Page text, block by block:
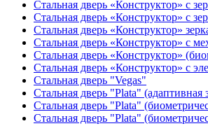
Стальная дверь «Конструктор» с
Стальная дверь «Конструктор» с
Стальная дверь «Конструктор»
Стальная дверь «Конструктор» с
Стальная дверь «Конструктор»
Стальная дверь «Конструктор» с
Стальная дверь "Vegas"
Стальная дверь "Plata" (адаптивная
Стальная дверь "Plata"
Стальная дверь "Plata"